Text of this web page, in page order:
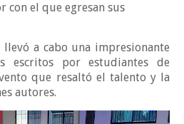
con el que egresan sus
llevó a cabo una impresionante
escritos por estudiantes de
que resaltó el talento y la
autores.